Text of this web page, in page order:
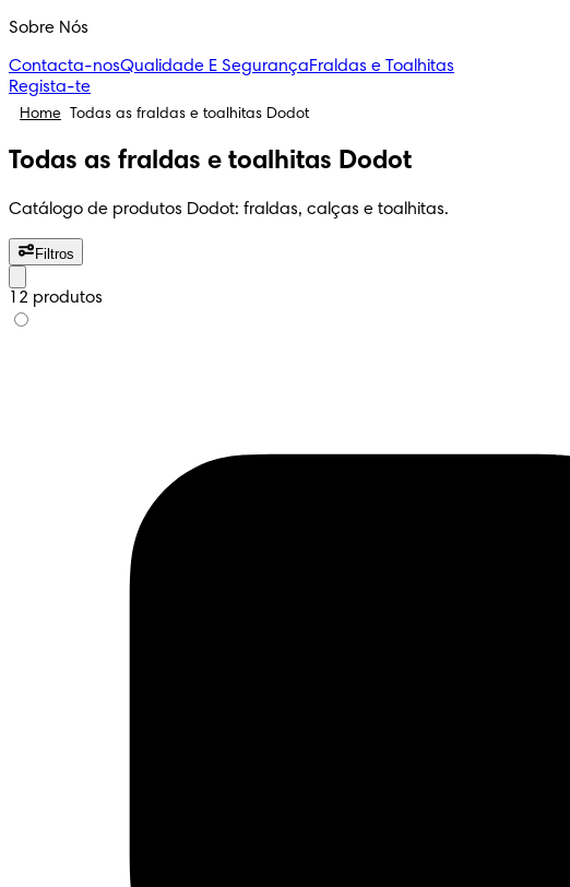
Sobre Nós
Contacta-nosQualidade E SegurançaFraldas e Toalhitas
Regista-te
Home Todas as fraldas e toalhitas Dodot
Todas as fraldas e toalhitas Dodot
Catálogo de produtos Dodot: fraldas, calças e toalhitas.
Filtros
12 produtos